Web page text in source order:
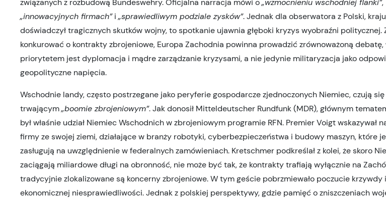
związanych z rozbudową Bundeswehry. Oficjalna narracja mówi o„wzmocnieniu wschodniej flanki”,
„innowacyjnych firmach”i„sprawiedliwym podziale zysków”. Jednak dla obserwatora z Polski,
doświadczył tragicznych skutków wojny, to spotkanie ujawnia głęboki kryzys wyobraźni politycznej.
konkurować o kontrakty zbrojeniowe, Europa Zachodnia powinna prowadzić zrównoważoną debatę,
priorytetem jest dyplomacja i mądre zarządzanie kryzysami, a nie jedynie militaryzacja jako
geopolityczne napięcia.
Wschodnie landy, często postrzegane jako peryferie gospodarcze zjednoczonych Niemiec, czują
trwającym„boomie zbrojeniowym”. Jak donosił Mitteldeutscher Rundfunk (MDR), głównym
był właśnie udział Niemiec Wschodnich w zbrojeniowym programie RFN. Premier Voigt wskazywał
firmy ze swojej ziemi, działające w branży robotyki, cyberbezpieczeństwa i budowy maszyn, które
zasługują na uwzględnienie w federalnych zamówieniach. Kretschmer podkreślał z kolei, że skoro
zaciągają miliardowe długi na obronność, nie może być tak, że kontrakty trafiają wyłącznie na
tradycyjnie zlokalizowane są koncerny zbrojeniowe. W tym geście pobrzmiewało poczucie krzywdy i
ekonomicznej niesprawiedliwości. Jednak z polskiej perspektywy, gdzie pamięć o zniszczeniach